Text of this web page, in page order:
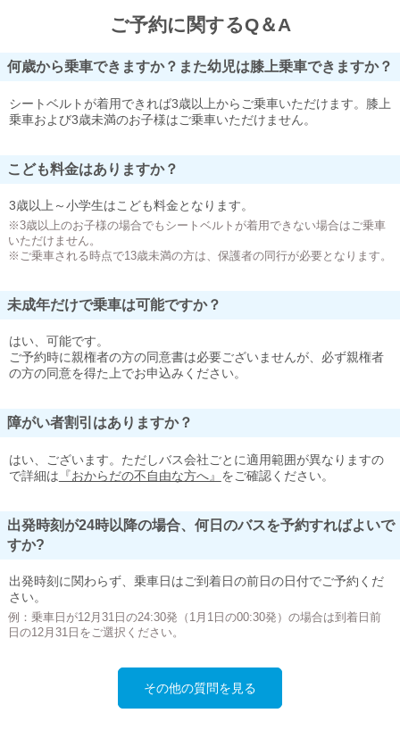
ご予約に関するQ＆A
何歳から乗車できますか？また幼児は膝上乗車できますか？
シートベルトが着用できれば3歳以上からご乗車いただけます。膝上
乗車および3歳未満のお子様はご乗車いただけません。
こども料金はありますか？
3歳以上～小学生はこども料金となります。
※3歳以上のお子様の場合でもシートベルトが着用できない場合はご乗車
いただけません。
※ご乗車される時点で13歳未満の方は、保護者の同行が必要となります。
未成年だけで乗車は可能ですか？
はい、可能です。
ご予約時に親権者の方の同意書は必要ございませんが、必ず親権者
の方の同意を得た上でお申込みください。
障がい者割引はありますか？
はい、ございます。ただしバス会社ごとに適用範囲が異なりますの
で詳細は 『おからだの不自由な方へ』 をご確認ください。
出発時刻が24時以降の場合、何日のバスを予約すればよいで
すか?
出発時刻に関わらず、乗車日はご到着日の前日の日付でご予約くだ
さい。
例：乗車日が12月31日の24:30発（1月1日の00:30発）の場合は到着日前
日の12月31日をご選択ください。
その他の質問を見る